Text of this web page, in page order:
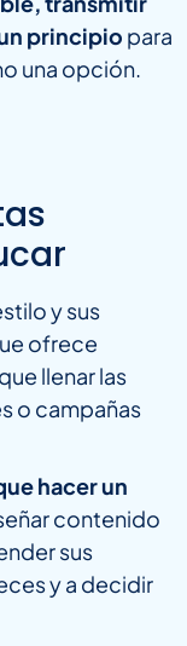
principio para
una opción.
y sus
ofrece
llenar las
o campañas
hacer un
contenido
sus
y a decidir